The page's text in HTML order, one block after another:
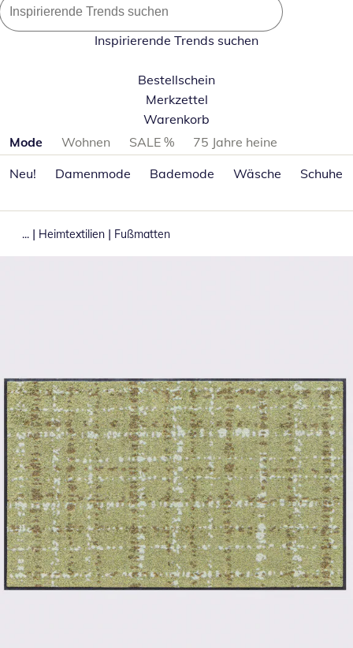
Inspirierende Trends suchen
Bestellschein
Merkzettel
Warenkorb
Produktkategorien überspringen
Mode Wohnen SALE %
75 Jahre heine
Neu!
Damenmode Bademode Wäsche Schuhe
... | Heimtextilien | Fußmatten